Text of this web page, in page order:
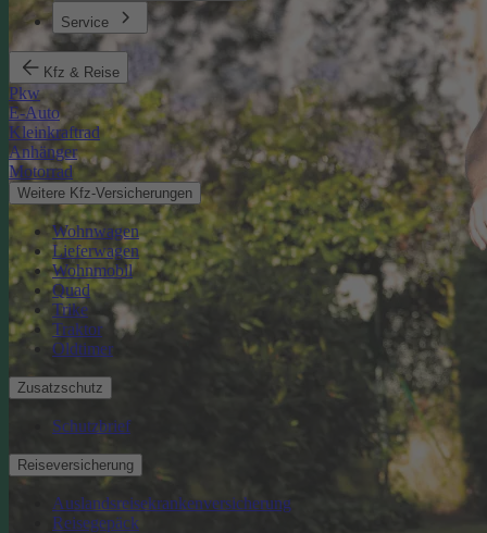
Service
Kfz & Reise
Pkw
E-Auto
Kleinkraftrad
Anhänger
Motorrad
Weitere Kfz-Versicherungen
Wohnwagen
Lieferwagen
Wohnmobil
Quad
Trike
Traktor
Oldtimer
Zusatzschutz
Schutzbrief
Reiseversicherung
Auslandsreisekrankenversicherung
Reisegepäck